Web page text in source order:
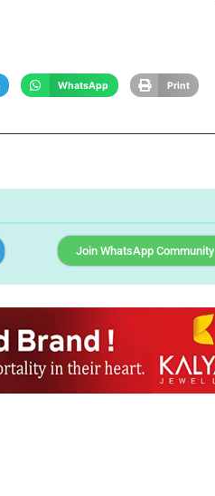
WhatsApp Print
Join WhatsApp Community